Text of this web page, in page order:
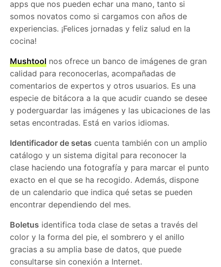
apps que nos pueden echar una mano, tanto si
somos novatos como si cargamos con años de
experiencias. ¡Felices jornadas y feliz salud en la
cocina!
Mushtool nos ofrece un banco de imágenes de gran
calidad para reconocerlas, acompañadas de
comentarios de expertos y otros usuarios. Es una
especie de bitácora a la que acudir cuando se desee
y poderguardar las imágenes y las ubicaciones de las
setas encontradas. Está en varios idiomas.
Identificador de setas cuenta también con un amplio
catálogo y un sistema digital para reconocer la
clase haciendo una fotografía y para marcar el punto
exacto en el que se ha recogido. Además, dispone
de un calendario que indica qué setas se pueden
encontrar dependiendo del mes.
Boletus identifica toda clase de setas a través del
color y la forma del pie, el sombrero y el anillo
gracias a su amplia base de datos, que puede
consultarse sin conexión a Internet.